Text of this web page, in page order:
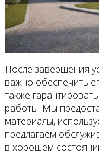
После завершения
важно обеспечить
также
работы. Мы
материалы,
предлагаём
в хорошем